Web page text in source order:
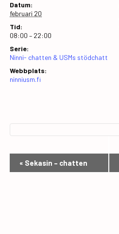
Datum:
februari 20
Tid:
08:00 – 22:00
Serie:
Ninni- chatten & USMs stödchatt
Webbplats:
ninniusm.fi
« Sekasin – chatten